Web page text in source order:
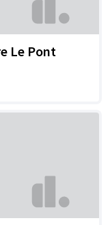
Le Pont